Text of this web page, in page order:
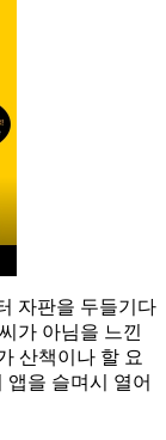
자판을 두들기다
가 아님을 느낀
산책이나 할 요
을 슬며시 열어